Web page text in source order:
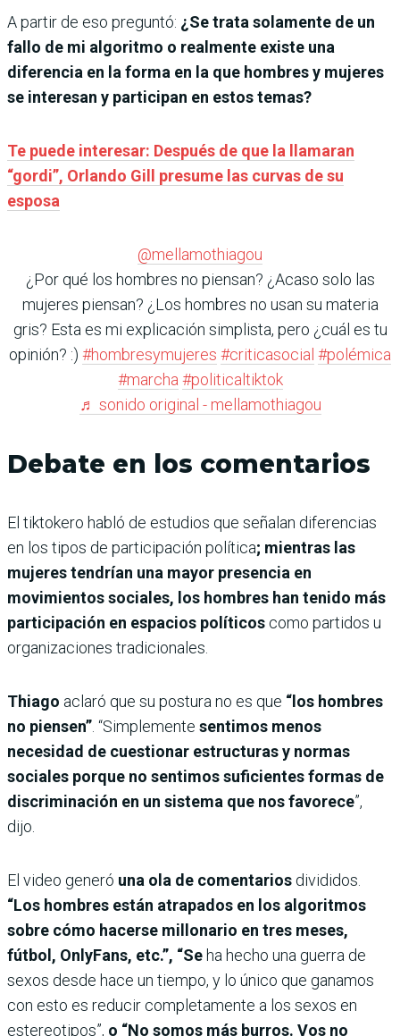
A partir de eso preguntó: ¿Se trata solamente de un
fallo de mi algoritmo o realmente existe una
diferencia en la forma en la que hombres y mujeres
se interesan y participan en estos temas?
Te puede interesar: Después de que la llamaran
“gordi”, Orlando Gill presume las curvas de su
esposa
@mellamothiagou
¿Por qué los hombres no piensan? ¿Acaso solo las
mujeres piensan? ¿Los hombres no usan su materia
gris? Esta es mi explicación simplista, pero ¿cuál es tu
opinión? :) #hombresymujeres #criticasocial #polémica
#marcha #politicaltiktok
♬ sonido original - mellamothiagou
Debate en los comentarios
El tiktokero habló de estudios que señalan diferencias
en los tipos de participación política; mientras las
mujeres tendrían una mayor presencia en
movimientos sociales, los hombres han tenido más
participación en espacios políticos como partidos u
organizaciones tradicionales.
Thiago aclaró que su postura no es que “los hombres
no piensen”. “Simplemente sentimos menos
necesidad de cuestionar estructuras y normas
sociales porque no sentimos suficientes formas de
discriminación en un sistema que nos favorece”,
dijo.
El video generó una ola de comentarios divididos.
“Los hombres están atrapados en los algoritmos
sobre cómo hacerse millonario en tres meses,
fútbol, OnlyFans, etc.”, “Se ha hecho una guerra de
sexos desde hace un tiempo, y lo único que ganamos
con esto es reducir completamente a los sexos en
estereotipos”, o “No somos más burros. Vos no